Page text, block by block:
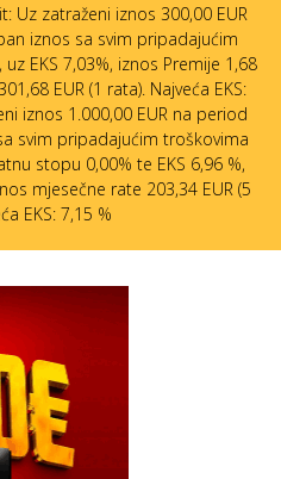
Uz zatraženi iznos 300,00 EUR
iznos sa svim pripadajućim
EKS 7,03%, iznos Premije 1,68
EUR (1 rata). Najveća EKS:
iznos 1.000,00 EUR na period
svim pripadajućim troškovima
stopu 0,00% te EKS 6,96 %,
mjesečne rate 203,34 EUR (5
EKS: 7,15 %